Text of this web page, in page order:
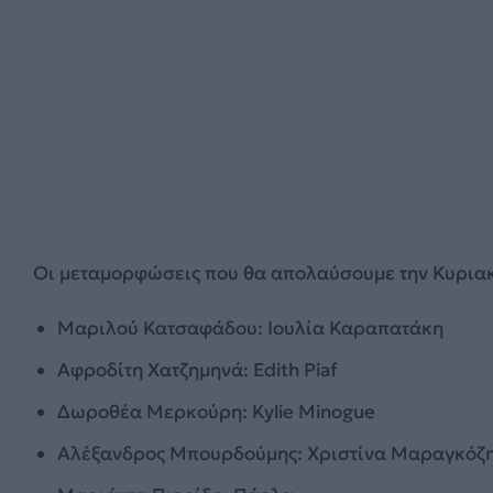
Οι μεταμορφώσεις που θα απολαύσουμε την
Μαριλού Κατσαφάδου: Ιουλία Καραπατάκη
Αφροδίτη Χατζημηνά: Edith Piaf
Δωροθέα Μερκούρη: Kylie Minogue
Αλέξανδρος Μπουρδούμης: Χριστίνα